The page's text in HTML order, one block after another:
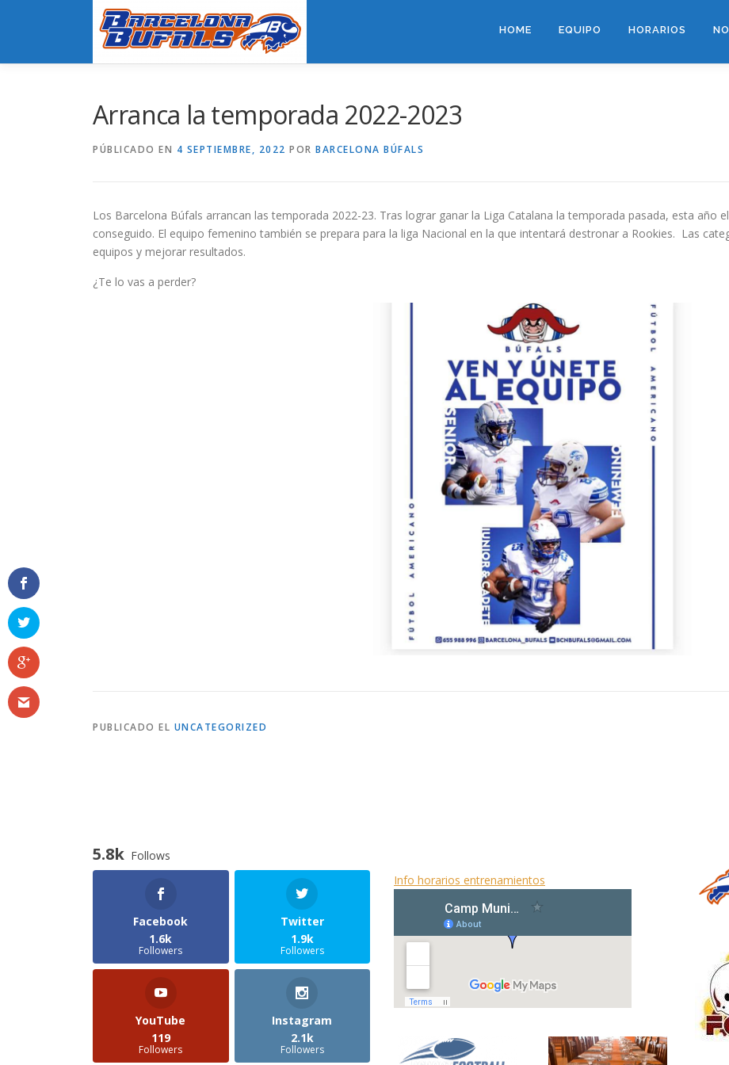
HOME EQUIPO HORARIOS
Arranca la temporada 2022-2023
PÚBLICADO EN 4 SEPTIEMBRE, 2022 POR BARCELONA BÚFALS
Los Barcelona Búfals arrancan las temporada 2022-23. Tras lograr ganar la Liga Catalana la temporada pasada, esta año
conseguido. El equipo femenino también se prepara para la liga Nacional en la que intentará destronar a Rookies. Las
equipos y mejorar resultados.
¿Te lo vas a perder?
PUBLICADO EL UNCATEGORIZED
5.8k Follows
Facebook
1.6k
Followers
Twitter
1.9k
Followers
YouTube
119
Followers
Instagram
2.1k
Followers
Info horarios entrenamientos